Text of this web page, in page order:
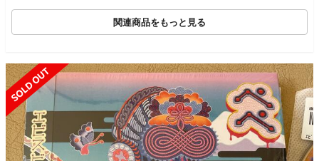
関連商品をもっと見る
SOLD OUT